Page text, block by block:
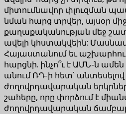
միտումնավոր փլուզման
նման հարց տրվեր, այսօր
քաղաքականության մեջ
ավելի կհստակվեին:
Հայաստանում եւ
հարցնի. ինչո՞ւ է ԱՄՆ-ն
անում ՌԴ-ի հետ՝
ժողովրդավարական
շահերը, որը փորձում է
ժողովրդավարական